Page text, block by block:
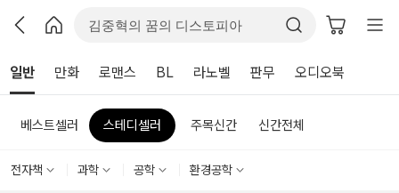
일반 만화 로맨스 BL 라노벨 판무 오디오북
베스트셀러 스테디셀러 주목신간 신간전체
전자책 과학 공학 환경공학